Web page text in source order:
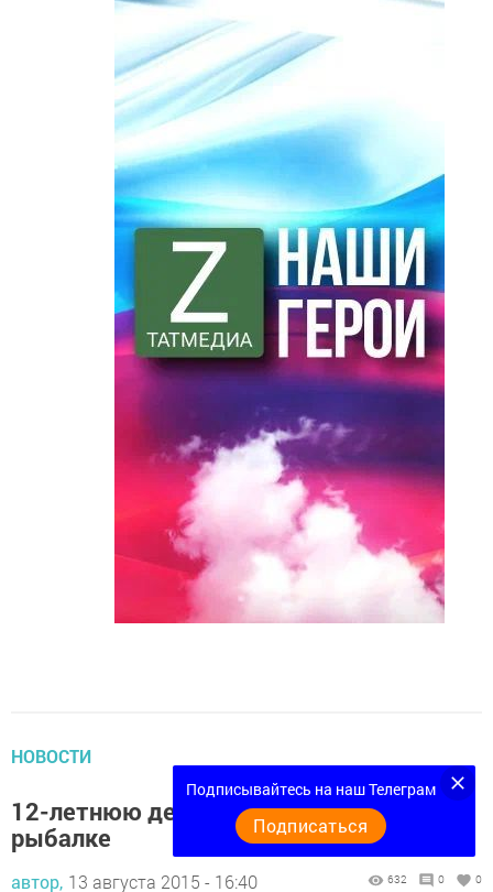
НОВОСТИ
12-летнюю девочку подстрелили на
рыбалке
автор, 13 августа 2015 - 16:40 632 0 0
Подписывайтесь на наш Телеграм
Подписаться